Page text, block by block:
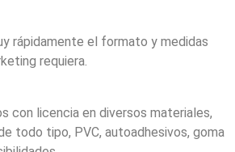
rápidamente el formato y medidas
requiera.
con licencia en diversos materiales,
todo tipo, PVC, autoadhesivos, goma